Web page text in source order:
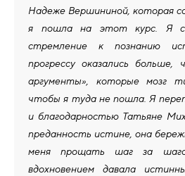
Надеже Вершининой, которая
я пошла на этот курс. Я
стремление к познанию
прогрессу оказались больше,
аргументы», которые мозг
чтобы я туда не пошла. Я
и благодарностью Татьяне
преданность истине, она
меня прощать шаг за
вдохновением давала